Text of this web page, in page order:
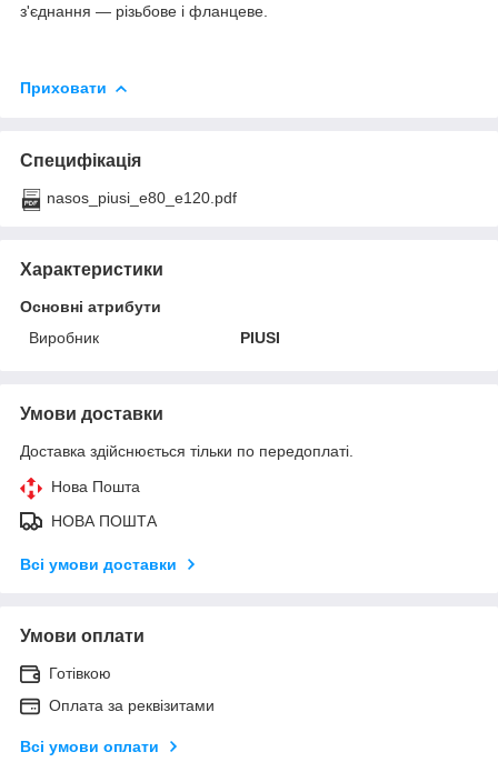
з'єднання — різьбове і фланцеве.
Приховати
Специфікація
nasos_piusi_e80_e120.pdf
Характеристики
Основні атрибути
Виробник
PIUSI
Умови доставки
Доставка здійснюється тільки по передоплаті.
Нова Пошта
НОВА ПОШТА
Всі умови доставки
Умови оплати
Готівкою
Оплата за реквізитами
Всі умови оплати